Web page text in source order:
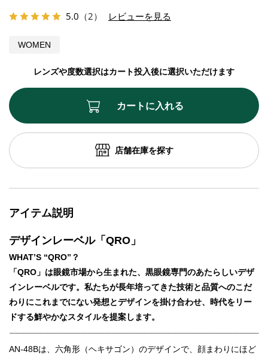
5.0 （2） レビューを見る
WOMEN
レンズや度数選択はカート投入後に選択いただけます
カートに入れる
店舗在庫を探す
アイテム説明
デザインレーベル「QRO」
WHAT’S “QRO”？
「QRO」は眼鏡市場から生まれた、黒眼鏡専門のあたらしいデザ
インレーベルです。私たちが長年培ってきた技術と品質へのこだ
わりにこれまでにない発想とデザインを掛け合わせ、時代をリー
ドする鮮やかなスタイルを提案します。
AN-48Bは、六角形（ヘキサゴン）のデザインで、顔まわりにほど